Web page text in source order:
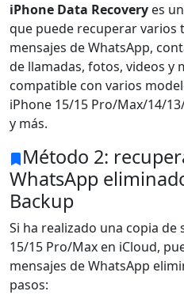
iPhone Data Recovery es
que puede recuperar varios
mensajes de WhatsApp,
de llamadas, fotos, videos y
compatible con varios
iPhone 15/15 Pro/Max/14/
y más.
Método 2:
WhatsApp
Backup
Si ha realizado una copia
15/15 Pro/Max en iCloud,
mensajes de WhatsApp
pasos: